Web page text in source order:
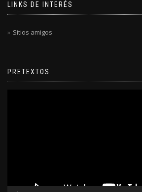
LINKS DE INTERÉS
Sitios amigos
PRETEXTOS